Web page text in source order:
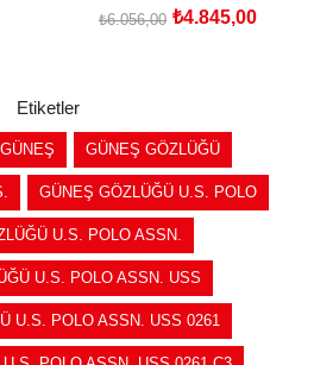
₺4.845,00
₺6.056,00
Etiketler
GÜNEŞ GÜNEŞ GÖZLÜĞÜ
GÜNEŞ GÖZLÜĞÜ U.S. POLO
U.S. POLO ASSN.
U.S. POLO ASSN. USS
U.S. POLO ASSN. USS 0261